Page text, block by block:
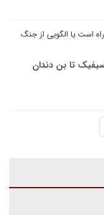
است یا الگویی از جنگ
تا بن دندان